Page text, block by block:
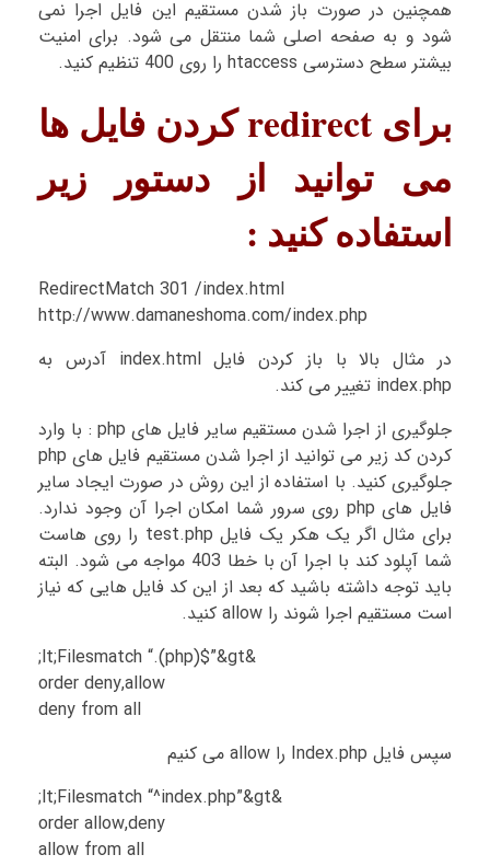
همچنین در صورت باز شدن مستقیم این فایل اجرا نمی
شود و به صفحه اصلی شما منتقل می شود. برای امنیت
بیشتر سطح دسترسی htaccess را روی 400 تنظیم کنید.
برای redirect کردن فایل ها
می توانید از دستور زیر
استفاده کنید :
RedirectMatch 301 /index.html
http://www.damaneshoma.com/index.php
در مثال بالا با باز کردن فایل index.html آدرس به
index.php تغییر می کند.
جلوگیری از اجرا شدن مستقیم سایر فایل های php : با وارد
کردن کد زیر می توانید از اجرا شدن مستقیم فایل های php
جلوگیری کنید. با استفاده از این روش در صورت ایجاد سایر
فایل های php روی سرور شما امکان اجرا آن وجود ندارد.
برای مثال اگر یک هکر یک فایل test.php را روی هاست
شما آپلود کند با اجرا آن با خطا 403 مواجه می شود. البته
باید توجه داشته باشید که بعد از این کد فایل هایی که نیاز
است مستقیم اجرا شوند را allow کنید.
&lt;Filesmatch “.(php)$”&gt;
order deny,allow
deny from all
سپس فایل Index.php را allow می کنیم
&lt;Filesmatch “^index.php”&gt;
order allow,deny
allow from all